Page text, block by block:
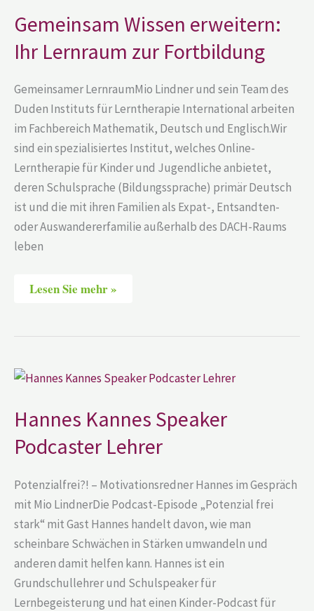
Gemeinsam Wissen erweitern:
Ihr Lernraum zur Fortbildung
Gemeinsamer LernraumMio Lindner und sein Team des
Duden Instituts für Lerntherapie International arbeiten
im Fachbereich Mathematik, Deutsch und Englisch.Wir
sind ein spezialisiertes Institut, welches Online-
Lerntherapie für Kinder und Jugendliche anbietet,
deren Schulsprache (Bildungssprache) primär Deutsch
ist und die mit ihren Familien als Expat-, Entsandten-
oder Auswandererfamilie außerhalb des DACH-Raums
leben
zur
Fortbildung
Lesen Sie mehr »
Hannes Kannes Speaker
Podcaster Lehrer
Potenzialfrei?! – Motivationsredner Hannes im Gespräch
mit Mio LindnerDie Podcast-Episode „Potenzial frei
stark“ mit Gast Hannes handelt davon, wie man
scheinbare Schwächen in Stärken umwandeln und
anderen damit helfen kann. Hannes ist ein
Grundschullehrer und Schulspeaker für
Lernbegeisterung und hat einen Kinder-Podcast für
Hannes
Kannes
Lehrer